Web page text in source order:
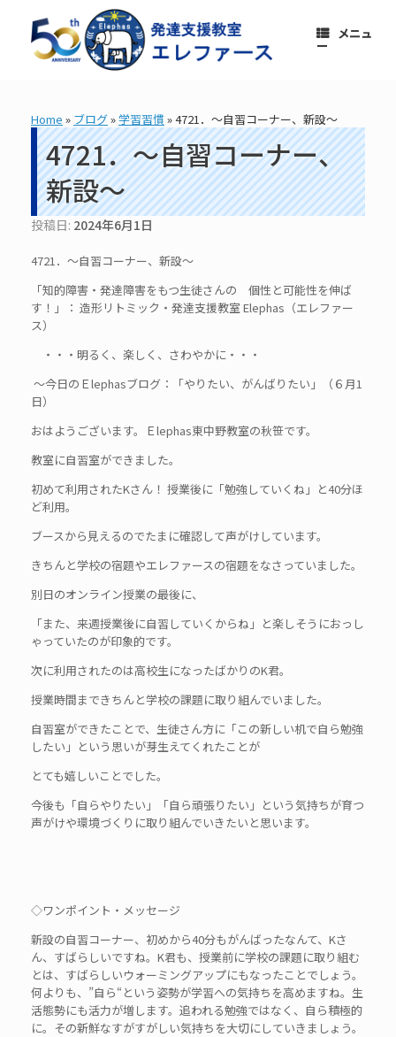
メニュ
ー
Home » ブログ»学習習慣»4721．～自習コーナー、新設～
4721．～自習コーナー、
新設～
投稿日: 2024年6月1日
4721．～自習コーナー、新設～
「知的障害・発達障害をもつ生徒さんの 個性と可能性を伸ば
す！」： 造形リトミック・発達支援教室 Elephas（エレファー
ス）
・・・明るく、楽しく、さわやかに・・・
～今日のＥlephasブログ：「やりたい、がんばりたい」（６月1
日）
おはようございます。Ｅlephas東中野教室の秋笹です。
教室に自習室ができました。
初めて利用されたKさん！ 授業後に「勉強していくね」と40分ほ
ど利用。
ブースから見えるのでたまに確認して声がけしています。
きちんと学校の宿題やエレファースの宿題をなさっていました。
別日のオンライン授業の最後に、
「また、来週授業後に自習していくからね」と楽しそうにおっし
ゃっていたのが印象的です。
次に利用されたのは高校生になったばかりのK君。
授業時間まできちんと学校の課題に取り組んでいました。
自習室ができたことで、生徒さん方に「この新しい机で自ら勉強
したい」という思いが芽生えてくれたことが
とても嬉しいことでした。
今後も「自らやりたい」「自ら頑張りたい」という気持ちが育つ
声がけや環境づくりに取り組んでいきたいと思います。
◇ワンポイント・メッセージ
新設の自習コーナー、初めから40分もがんばったなんて、Kさ
ん、すばらしいですね。K君も、授業前に学校の課題に取り組む
とは、すばらしいウォーミングアップにもなったことでしょう。
何よりも、”自ら“という姿勢が学習への気持ちを高めますね。生
活態勢にも活力が増します。追われる勉強ではなく、自ら積極的
に。その新鮮なすがすがしい気持ちを大切にしていきましょう。